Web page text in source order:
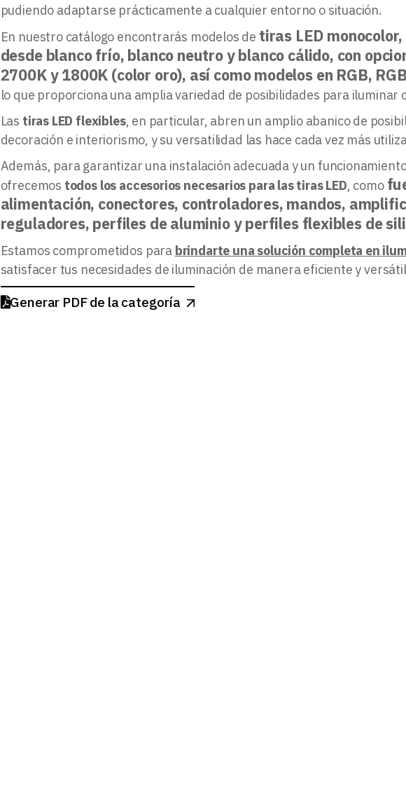
pudiendo adaptarse prácticamente a cualquier entorno o situación.
En nuestro catálogo encontrarás modelos de tiras LED
desde blanco frío, blanco neutro y blanco cálido, con
2700K y 1800K (color oro), así como modelos en RGB,
lo que proporciona una amplia variedad de posibilidades para iluminar
Las tiras LED flexibles, en particular, abren un amplio abanico de
decoración e interiorismo, y su versatilidad las hace cada vez más
Además, para garantizar una instalación adecuada y un
ofrecemos todos los accesorios necesarios para las tiras LED, como
alimentación, conectores, controladores, mandos,
reguladores, perfiles de aluminio y perfiles flexibles de
Estamos comprometidos para brindarte una solución completa en
satisfacer tus necesidades de iluminación de manera eficiente y
Generar PDF de la categoría